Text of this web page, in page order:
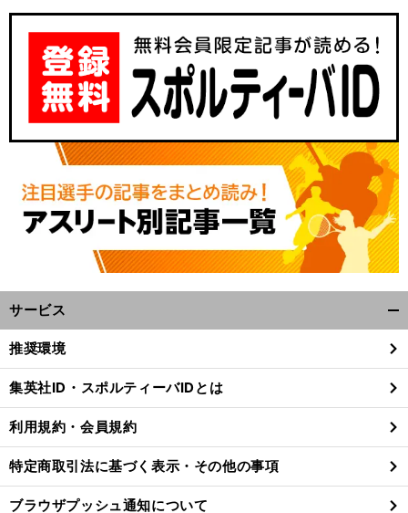
サービス
閉
る
推奨環境
集英社ID・スポルティーバIDとは
利用規約・会員規約
特定商取引法に基づく表示・その他の事項
ブラウザプッシュ通知について